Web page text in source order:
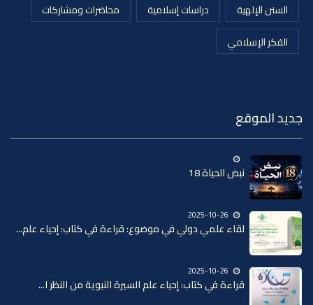
السنن الإلهية
دراسات إسلامية
محاضرات ومشاركات
الفكر الإسلامي
جديد الموقع
نبض الحياة 18
2025-10-26
لقاء علمي دولي في موضوع: قراءة في كتاب: إحياء علم...
2025-10-26
قراءة في كتاب: إحياء علم السيرة النبوية من النظر ا...